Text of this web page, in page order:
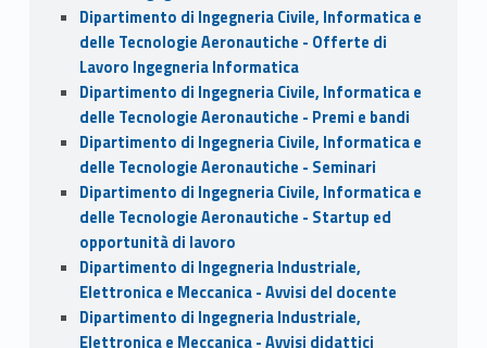
Dipartimento di Ingegneria Civile, Informatica e
delle Tecnologie Aeronautiche - Offerte di
Lavoro Ingegneria Informatica
Dipartimento di Ingegneria Civile, Informatica e
delle Tecnologie Aeronautiche - Premi e bandi
Dipartimento di Ingegneria Civile, Informatica e
delle Tecnologie Aeronautiche - Seminari
Dipartimento di Ingegneria Civile, Informatica e
delle Tecnologie Aeronautiche - Startup ed
opportunità di lavoro
Dipartimento di Ingegneria Industriale,
Elettronica e Meccanica - Avvisi del docente
Dipartimento di Ingegneria Industriale,
Elettronica e Meccanica - Avvisi didattici